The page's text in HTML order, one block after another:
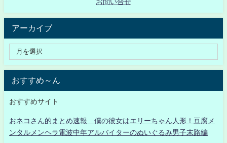
お問い合せ
アーカイブ
おすすめ～ん
おすすめサイト
おネコさん的まとめ速報 僕の彼女はエリーちゃん人形！豆腐メ
ンタルメンヘラ電波中年アルバイターのぬいぐるみ男子末路編